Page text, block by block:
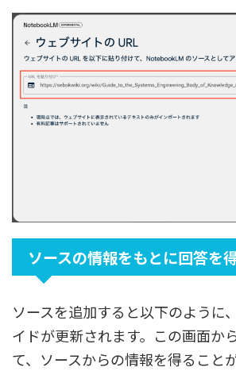
ソースの情報をもとに回答を
ソースを追加すると以下のように
イドが更新されます。この画面か
て、ソースからの情報を得ること